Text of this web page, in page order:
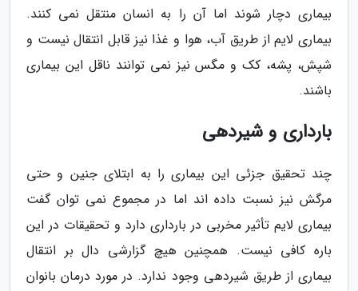
بیماری دچار شوند اما آن را به انسان منتقل نمی کنند.
بیماری لایم از طریق آب، هوا و غذا نیز قابل انتقال نیست و
شپش، پشه، کک و مگس نیز نمی توانند ناقل این بیماری
باشند.
بارداری و شیردهی
چند تحقیق جزئی این بیماری را به ابتلای جنین و حتی
مرگش نیز نسبت داده اند اما در مجموع نمی توان گفت
بیماری لایم تأثیر مخربی در بارداری دارد و تحقیقات در این
باره کافی نیست. همچنین هیچ گزارشی دال بر انتقال
بیماری از طریق شیردهی وجود ندارد. در مورد درمان بانوان